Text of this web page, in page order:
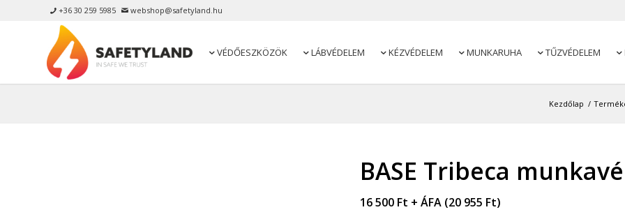
 +36 30 259 5985  webshop@safetyland.hu
 VÉDŐESZKÖZÖK  LÁBVÉDELEM  KÉZVÉDELEM  MUNKARUHA  TŰZVÉDELEM 
Kezdőlap /
BASE Tribeca
16 500 Ft + ÁFA (20 955 Ft)